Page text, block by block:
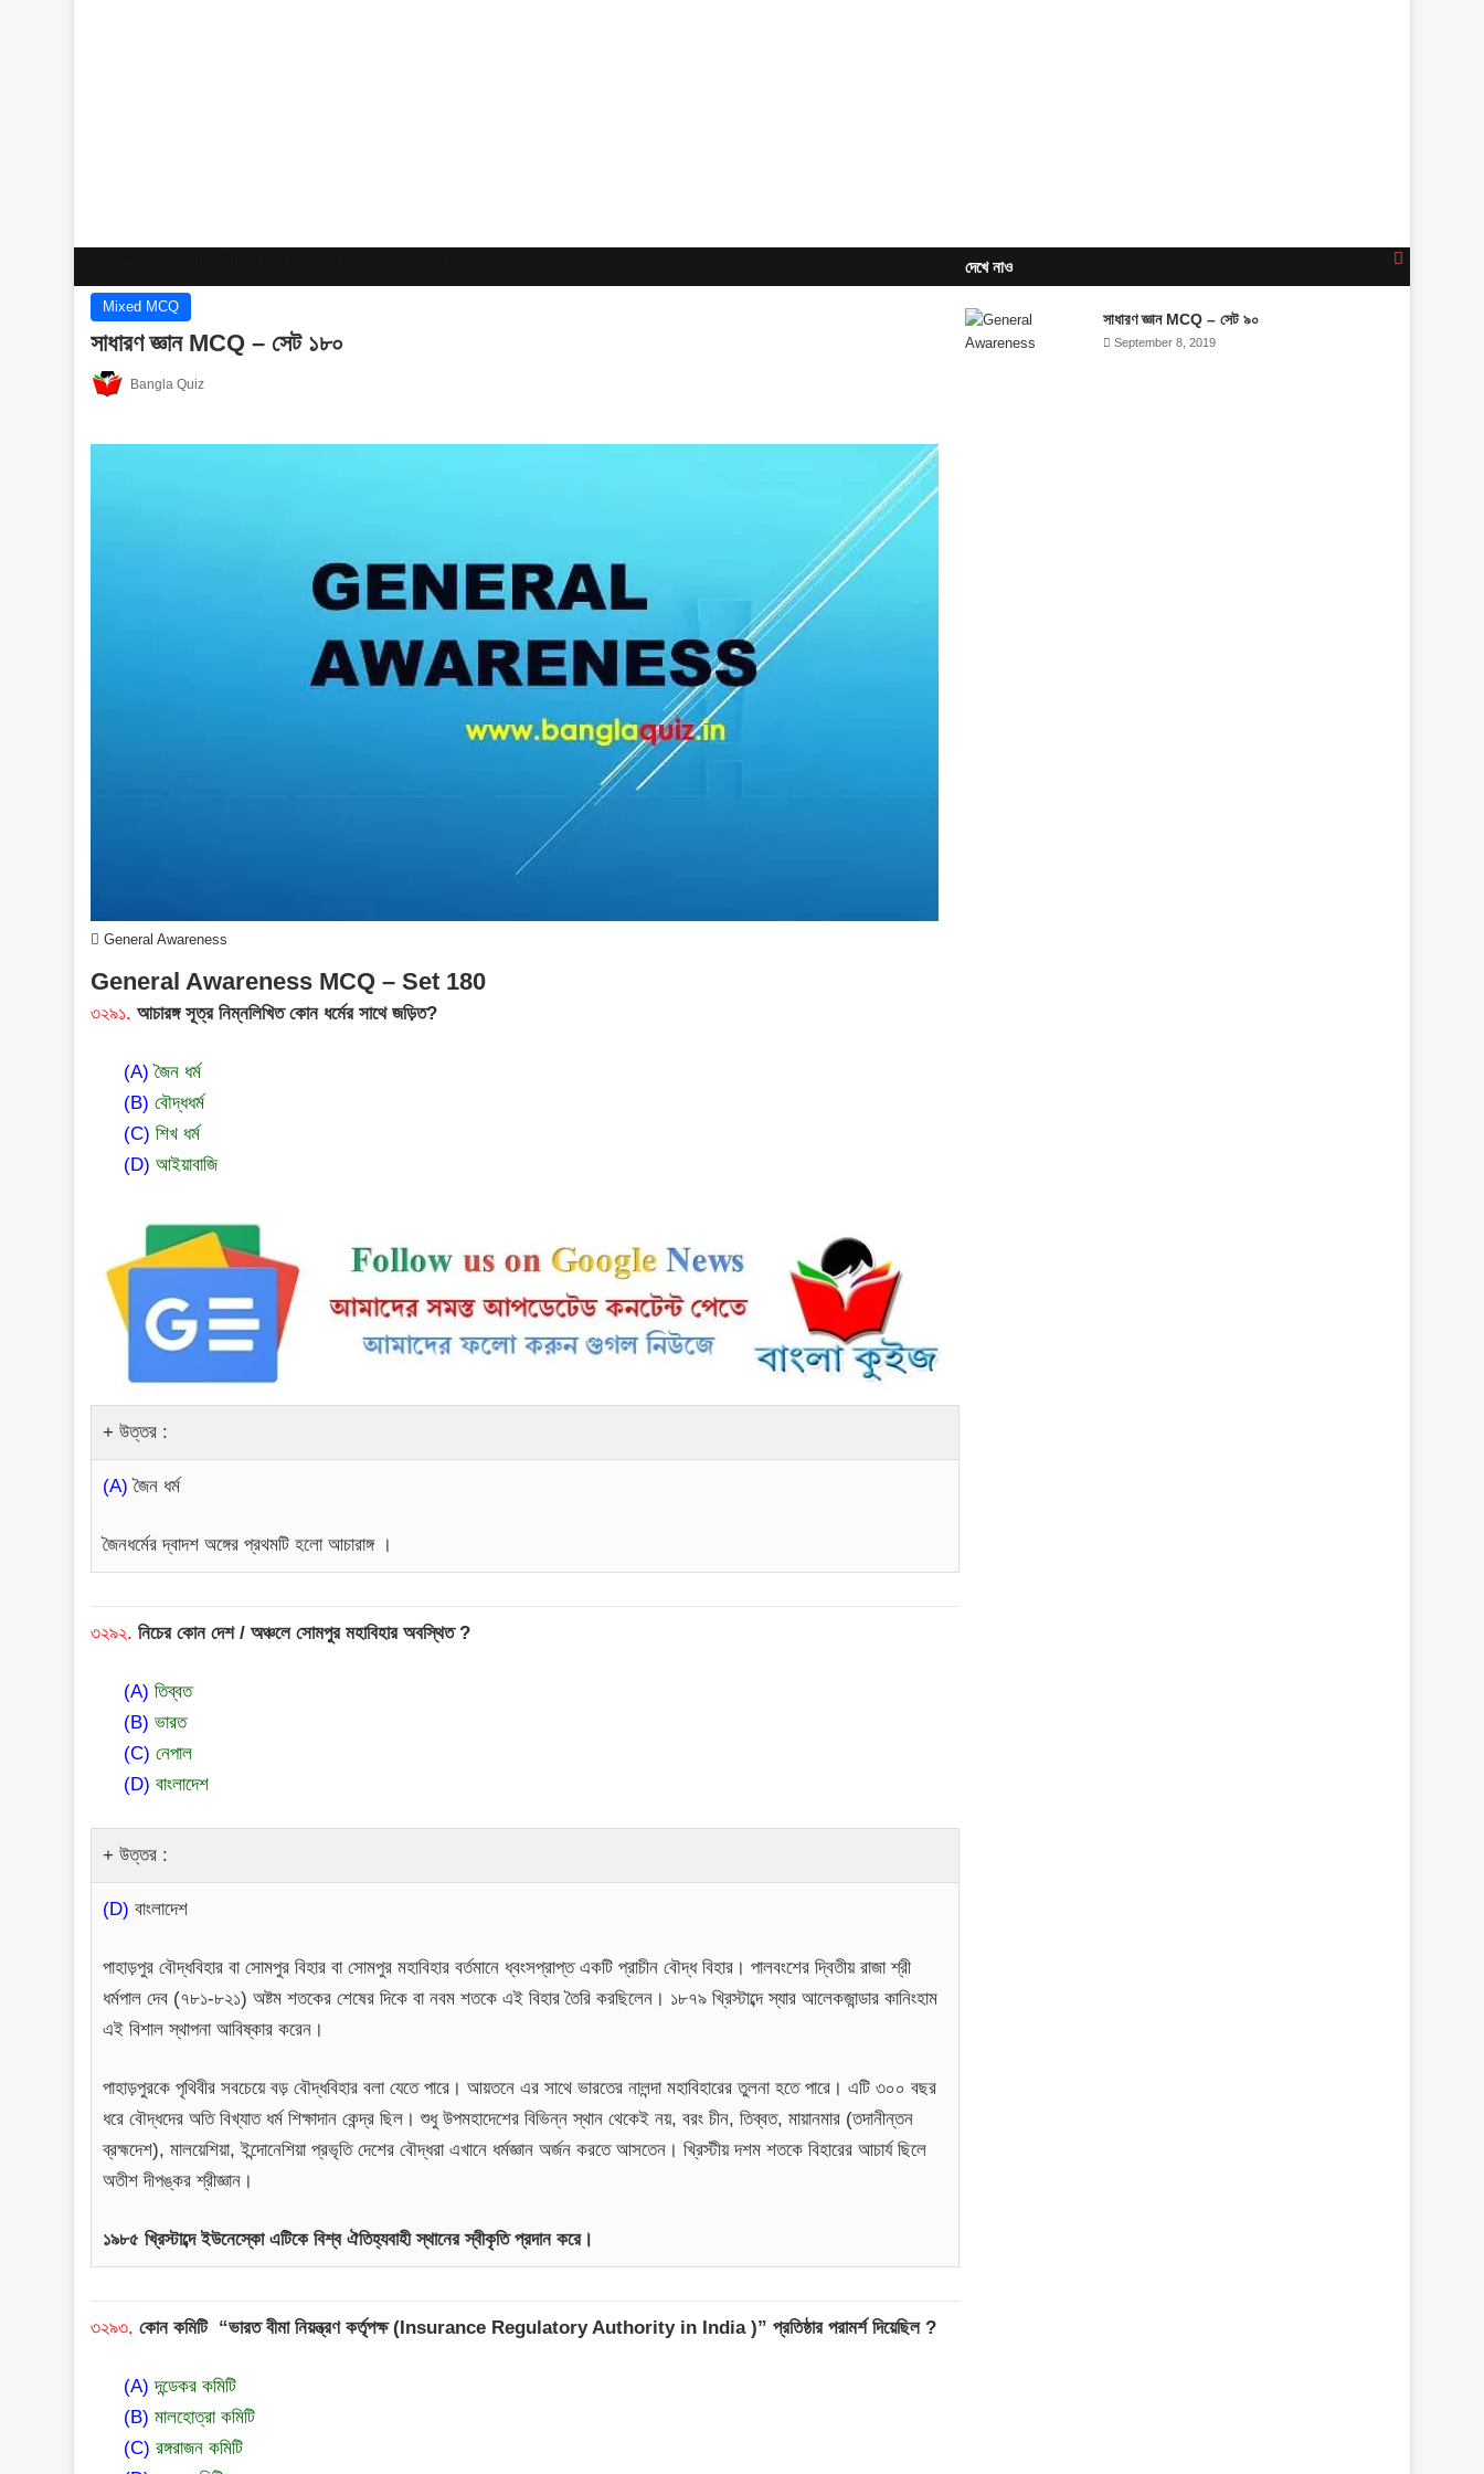
Mixed MCQ
সাধারণ জ্ঞান MCQ – সেট ১৮০
Bangla Quiz
General Awareness
General Awareness MCQ – Set 180
৩২৯১. আচারঙ্গ সূত্র নিম্নলিখিত কোন ধর্মের সাথে জড়িত?
(A) জৈন ধর্ম
(B) বৌদ্ধধর্ম
(C) শিখ ধর্ম
(D) আইয়াবাজি
উত্তর :
(A) জৈন ধর্ম
জৈনধর্মের দ্বাদশ অঙ্গের প্রথমটি হলো আচারাঙ্গ ।
৩২৯২. নিচের কোন দেশ / অঞ্চলে সোমপুর মহাবিহার অবস্থিত ?
(A) তিব্বত
(B) ভারত
(C) নেপাল
(D) বাংলাদেশ
উত্তর :
(D) বাংলাদেশ
পাহাড়পুর বৌদ্ধবিহার বা সোমপুর বিহার বা সোমপুর মহাবিহার বর্তমানে ধ্বংসপ্রাপ্ত একটি প্রাচীন বৌদ্ধ বিহার। পালবংশের দ্বিতীয় রাজা শ্রী
ধর্মপাল দেব (৭৮১-৮২১) অষ্টম শতকের শেষের দিকে বা নবম শতকে এই বিহার তৈরি করছিলেন। ১৮৭৯ খ্রিস্টাব্দে স্যার আলেকজান্ডার কানিংহাম
এই বিশাল স্থাপনা আবিষ্কার করেন।
পাহাড়পুরকে পৃথিবীর সবচেয়ে বড় বৌদ্ধবিহার বলা যেতে পারে। আয়তনে এর সাথে ভারতের নালন্দা মহাবিহারের তুলনা হতে পারে। এটি ৩০০ বছর
ধরে বৌদ্ধদের অতি বিখ্যাত ধর্ম শিক্ষাদান কেন্দ্র ছিল। শুধু উপমহাদেশের বিভিন্ন স্থান থেকেই নয়, বরং চীন, তিব্বত, মায়ানমার (তদানীন্তন
ব্রহ্মদেশ), মালয়েশিয়া, ইন্দোনেশিয়া প্রভৃতি দেশের বৌদ্ধরা এখানে ধর্মজ্ঞান অর্জন করতে আসতেন। খ্রিস্টীয় দশম শতকে বিহারের আচার্য ছিলে
অতীশ দীপঙ্কর শ্রীজ্ঞান।
১৯৮৫ খ্রিস্টাব্দে ইউনেস্কো এটিকে বিশ্ব ঐতিহ্যবাহী স্থানের স্বীকৃতি প্রদান করে।
৩২৯৩. কোন কমিটি “ভারত বীমা নিয়ন্ত্রণ কর্তৃপক্ষ (Insurance Regulatory Authority in India )” প্রতিষ্ঠার পরামর্শ দিয়েছিল ?
(A) দন্ডেকর কমিটি
(B) মালহোত্রা কমিটি
(C) রঙ্গরাজন কমিটি
দেখে নাও
সাধারণ জ্ঞান MCQ – সেট ৯০
September 8, 2019